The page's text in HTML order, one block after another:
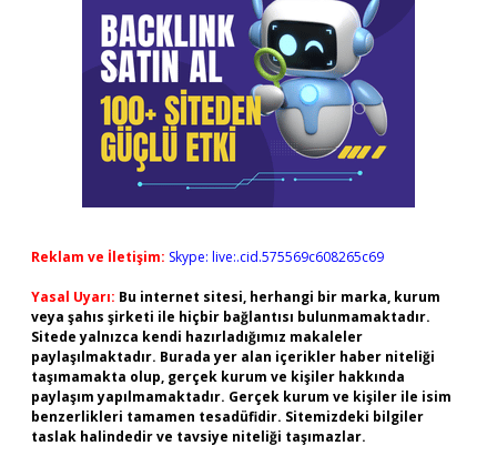
Reklam ve İletişim: Skype: live:.cid.575569c608265c69
Yasal Uyarı: Bu internet sitesi, herhangi bir marka, kurum
veya şahıs şirketi ile hiçbir bağlantısı bulunmamaktadır.
Sitede yalnızca kendi hazırladığımız makaleler
paylaşılmaktadır. Burada yer alan içerikler haber niteliği
taşımamakta olup, gerçek kurum ve kişiler hakkında
paylaşım yapılmamaktadır. Gerçek kurum ve kişiler ile isim
benzerlikleri tamamen tesadüfidir. Sitemizdeki bilgiler
taslak halindedir ve tavsiye niteliği taşımazlar.